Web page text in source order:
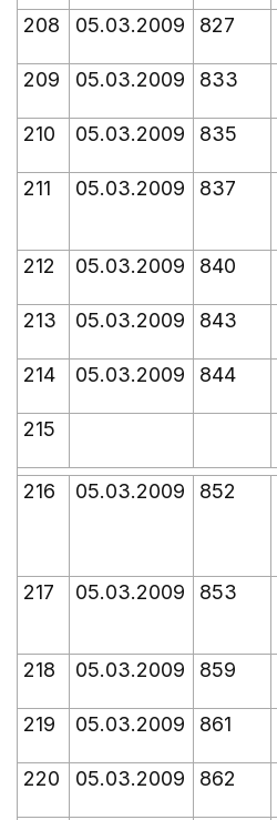
208 05.03.2009 827
209 05.03.2009 833
210 05.03.2009 835
211 05.03.2009 837
212
05.03.2009 840
213 05.03.2009 843
214 05.03.2009 844
215
216 05.03.2009 852
217 05.03.2009 853
218
05.03.2009 859
219 05.03.2009 861
220 05.03.2009 862